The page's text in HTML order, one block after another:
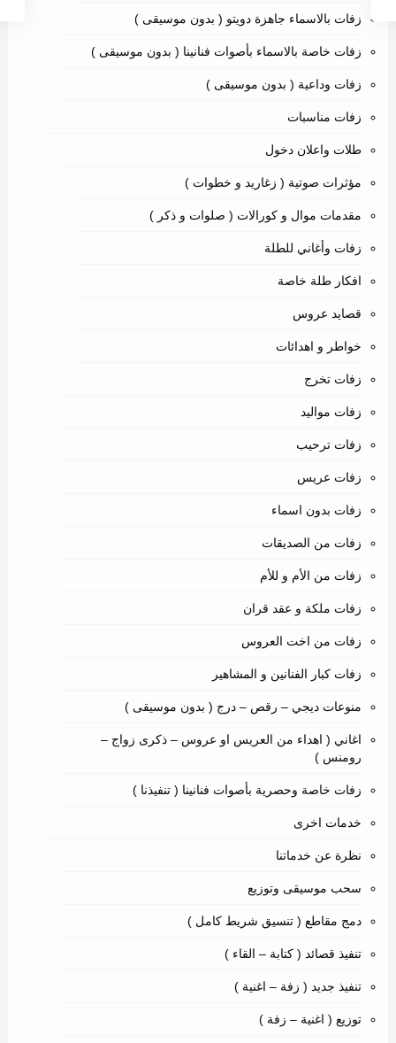
زفات بالاسماء جاهزة دويتو ( بدون موسيقى )
زفات خاصة بالاسماء بأصوات فنانينا ( بدون موسيقى )
زفات وداعية ( بدون موسيقى )
زفات مناسبات
طلات واعلان دخول
مؤثرات صوتية ( زغاريد و خطوات )
مقدمات موال و كورالات ( صلوات و ذكر )
زفات وأغاني للطلة
افكار طلة خاصة
قصايد عروس
خواطر و اهدائات
زفات تخرج
زفات مواليد
زفات ترحيب
زفات عريس
زفات بدون اسماء
زفات من الصديقات
زفات من الأم و للأم
زفات ملكة و عقد قران
زفات من اخت العروس
زفات كبار الفنانين و المشاهير
منوعات ديجي – رقص – درج ( بدون موسيقى )
اغاني ( اهداء من العريس او عروس – ذكرى زواج –
رومنس )
زفات خاصة وحصرية بأصوات فنانينا ( تنفيذنا )
خدمات اخرى
نظرة عن خدماتنا
سحب موسيقى وتوزيع
دمج مقاطع ( تنسيق شريط كامل )
تنفيذ قصائد ( كتابة – القاء )
تنفيذ جديد ( زفة – اغنية )
توزيع ( اغنية – زفة )